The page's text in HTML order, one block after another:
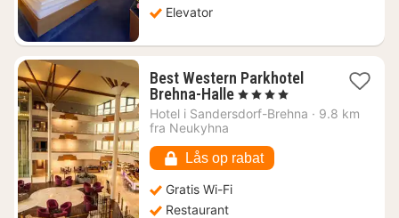
Elevator
Best Western Parkhotel
Brehna-Halle1
nat
kr.
, 4 Stjerner
Hotel i Sandersdorf-Brehna · 9.8 km
fra Neukyhna
Lås op rabat
Gratis Wi-Fi
Restaurant